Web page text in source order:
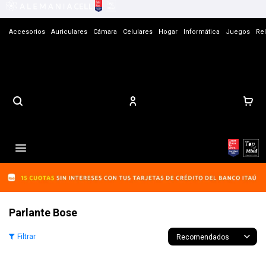
Accesorios Auriculares Cámara Celulares Hogar Informática Juegos

Parlante Bose
Recomendados